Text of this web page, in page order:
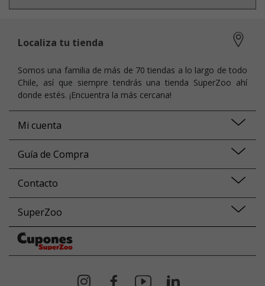
Localiza tu tienda
Somos una familia de más de 70 tiendas a lo largo de todo
Chile, así que siempre tendrás una tienda SuperZoo ahí
donde estés. ¡Encuentra la más cercana!
Mi cuenta
Guía de Compra
Contacto
SuperZoo